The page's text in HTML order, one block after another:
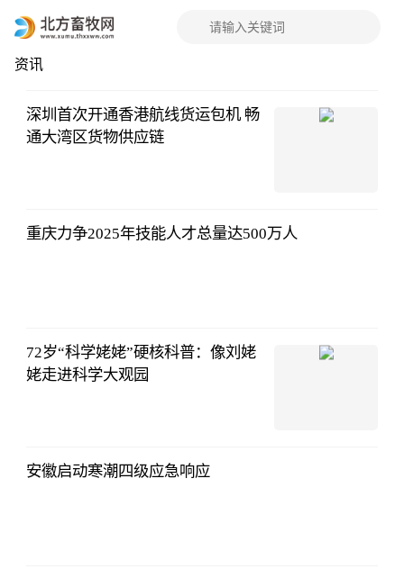
资讯
深圳首次开通香港航线货运包机 畅
通大湾区货物供应链
重庆力争2025年技能人才总量达500万人
72岁“科学姥姥”硬核科普：像刘姥
姥走进科学大观园
安徽启动寒潮四级应急响应